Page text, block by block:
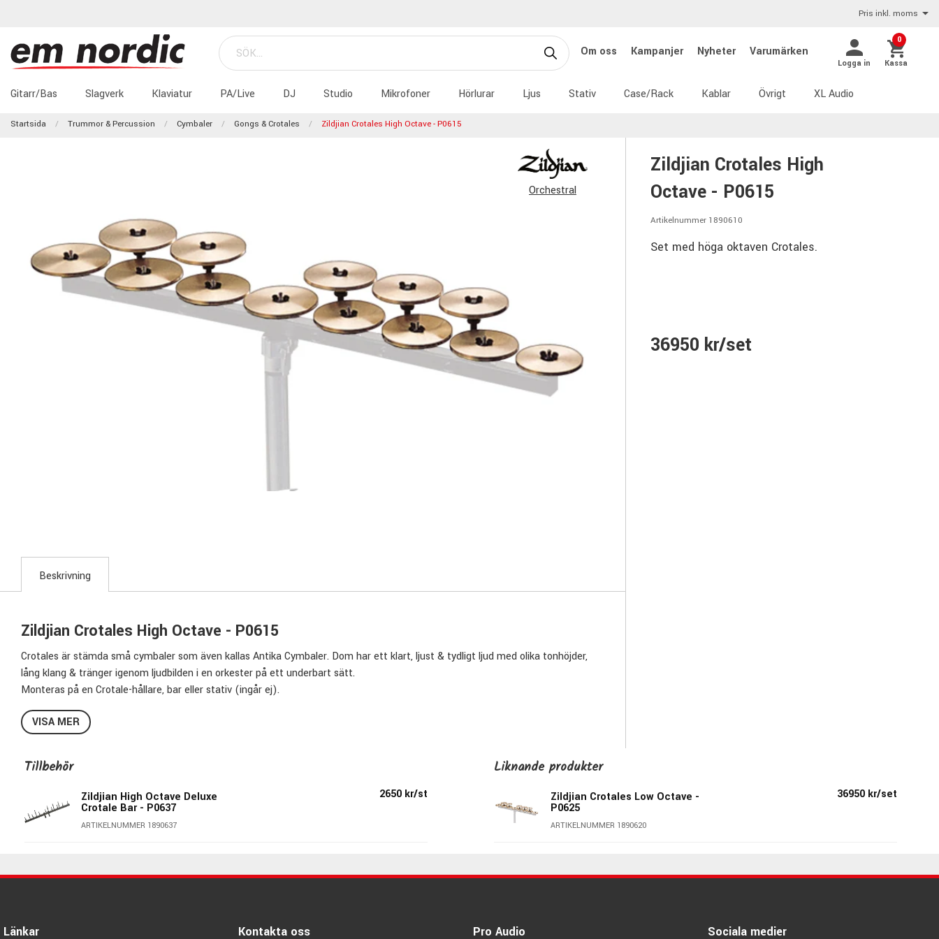
Pris inkl. moms
Om oss Kampanjer Nyheter Varumärken
Logga in
0
Kassa
Gitarr/Bas Slagverk Klaviatur PA/Live DJ Studio Mikrofoner Hörlurar Ljus Stativ Case/Rack Kablar Övrigt XL Audio
Startsida Trummor & Percussion Cymbaler Gongs & Crotales Zildjian Crotales High Octave - P0615
Orchestral
Zildjian Crotales High
Octave - P0615
Artikelnummer 1890610
Set med höga oktaven Crotales.
36950 kr/set
Beskrivning
Zildjian Crotales High Octave - P0615
Crotales är stämda små cymbaler som även kallas Antika Cymbaler. Dom har ett klart, ljust & tydligt ljud med olika tonhöjder,
lång klang & tränger igenom ljudbilden i en orkester på ett underbart sätt.
Monteras på en Crotale-hållare, bar eller stativ (ingår ej).
Specifikationer P0615:
Omfång:Middle C - High C
Zildjans Bronze Alloy
Finish:Traditional
Zildjians artikelnr.:P0615
Zildjian - Genuine Turkish Cymbals Made In USA
Namnet gavs på 1600-talet åt alkemisten Avedis från Konstantinopel. Under ett av alla sina försök att framställa guld på
VISA MER
Tillbehör
Zildjian High Octave Deluxe
Crotale Bar - P0637
ARTIKELNUMMER 1890637
2650 kr/st
Liknande produkter
Zildjian Crotales Low Octave -
P0625
ARTIKELNUMMER 1890620
36950 kr/set
Länkar Kontakta oss Pro Audio Sociala medier